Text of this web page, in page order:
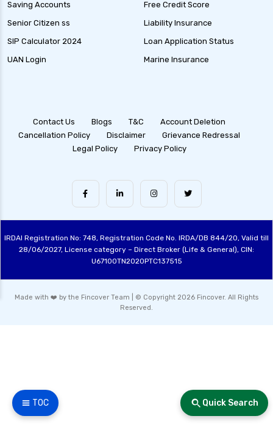
☰ TOC Quick Search
Saving Accounts
Senior Citizen ss
SIP Calculator 2024
UAN Login
Free Credit Score
Liability Insurance
Loan Application Status
Marine Insurance
Contact Us Blogs T&C
Account Deletion
Cancellation Policy
Disclaimer
Grievance Redressal
Legal Policy
Privacy Policy
IRDAI Registration No: 748, Registration Code No. IRDA/DB 844/20, Valid till
28/06/2027, License category – Direct Broker (Life & General), CIN:
U67100TN2020PTC137515
Made with ❤️ by the Fincover Team | © Copyright 2026 Fincover. All Rights
Reserved.